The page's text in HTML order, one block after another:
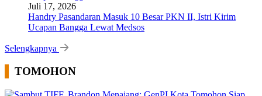
Juli 17, 2026
Handry Pasandaran Masuk 10 Besar PKN II, Istri Kirim
Ucapan Bangga Lewat Medsos
Selengkapnya
TOMOHON